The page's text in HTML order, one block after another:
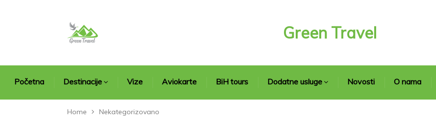
Green Travel
Početna Destinacije Vize Aviokarte BiH tours Dodatne usluge Novosti O nama
Home Nekategorizovano